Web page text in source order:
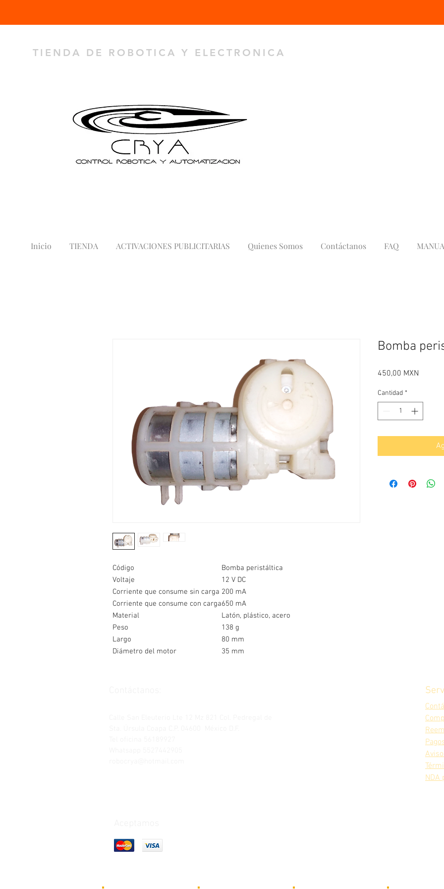
TIENDA DE ROBOTICA Y ELECTRONICA
Inicio TIENDA ACTIVACIONES PUBLICITARIAS Quienes Somos Contáctanos FAQ
Código
Bomba peristáltica
Voltaje
12 V DC
Corriente que consume sin carga 200 mA
Corriente que consume con carga650 mA
Material
Latón, plástico, acero
Peso
138 g
Largo
80 mm
Diámetro del motor
35 mm
Bomba
450,00 MXN
Cantidad *
NDA